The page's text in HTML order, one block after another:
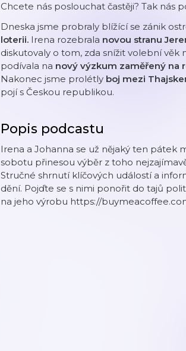
Chcete nás poslouchat častěji? Tak nás
Dneska jsme probraly blížící se zánik
loterii. Irena rozebrala novou stranu
diskutovaly o tom, zda snížit volební věk
podívala na nový výzkum zaměřený na
Nakonec jsme prolétly boj mezi
pojí s Českou republikou.
Popis podcastu
Irena a Johanna se už nějaký ten pátek
sobotu přinesou výběr z toho
Stručné shrnutí klíčových událostí a
dění. Pojďte se s nimi ponořit do tajů
na jeho výrobu https://